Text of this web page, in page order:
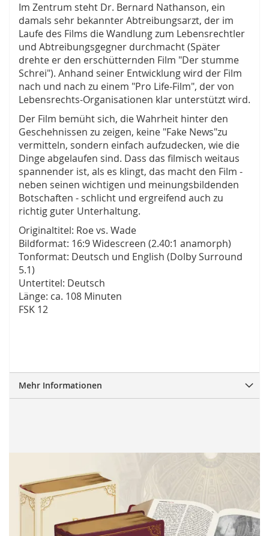
Im Zentrum steht Dr. Bernard Nathanson, ein
damals sehr bekannter Abtreibungsarzt, der im
Laufe des Films die Wandlung zum Lebensrechtler
und Abtreibungsgegner durchmacht (Später
drehte er den erschütternden Film "Der stumme
Schrei"). Anhand seiner Entwicklung wird der Film
nach und nach zu einem "Pro Life-Film", der von
Lebensrechts-Organisationen klar unterstützt wird.
Der Film bemüht sich, die Wahrheit hinter den
Geschehnissen zu zeigen, keine "Fake News"zu
vermitteln, sondern einfach aufzudecken, wie die
Dinge abgelaufen sind. Dass das filmisch weitaus
spannender ist, als es klingt, das macht den Film -
neben seinen wichtigen und meinungsbildenden
Botschaften - schlicht und ergreifend auch zu
richtig guter Unterhaltung.
Originaltitel: Roe vs. Wade
Bildformat: 16:9 Widescreen (2.40:1 anamorph)
Tonformat: Deutsch und English (Dolby Surround
5.1)
Untertitel: Deutsch
Länge: ca. 108 Minuten
FSK 12
Mehr Informationen